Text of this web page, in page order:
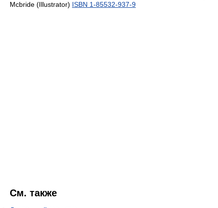
Mcbride (Illustrator) ISBN 1-85532-937-9
См. также